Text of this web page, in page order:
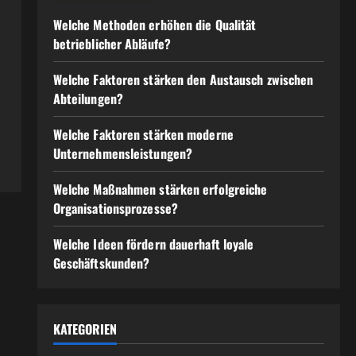
Welche Methoden erhöhen die Qualität
betrieblicher Abläufe?
Welche Faktoren stärken den Austausch zwischen
Abteilungen?
Welche Faktoren stärken moderne
Unternehmensleistungen?
Welche Maßnahmen stärken erfolgreiche
Organisationsprozesse?
Welche Ideen fördern dauerhaft loyale
Geschäftskunden?
KATEGORIEN